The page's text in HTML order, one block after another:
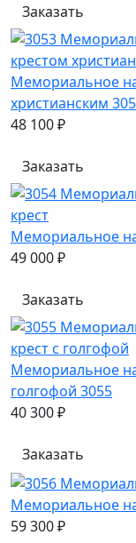
Заказать
Мемориальное
христианским
48 100 ₽
Заказать
Мемориальное
49 000 ₽
Заказать
Мемориальное
голгофой 3055
40 300 ₽
Заказать
Мемориальное
59 300 ₽